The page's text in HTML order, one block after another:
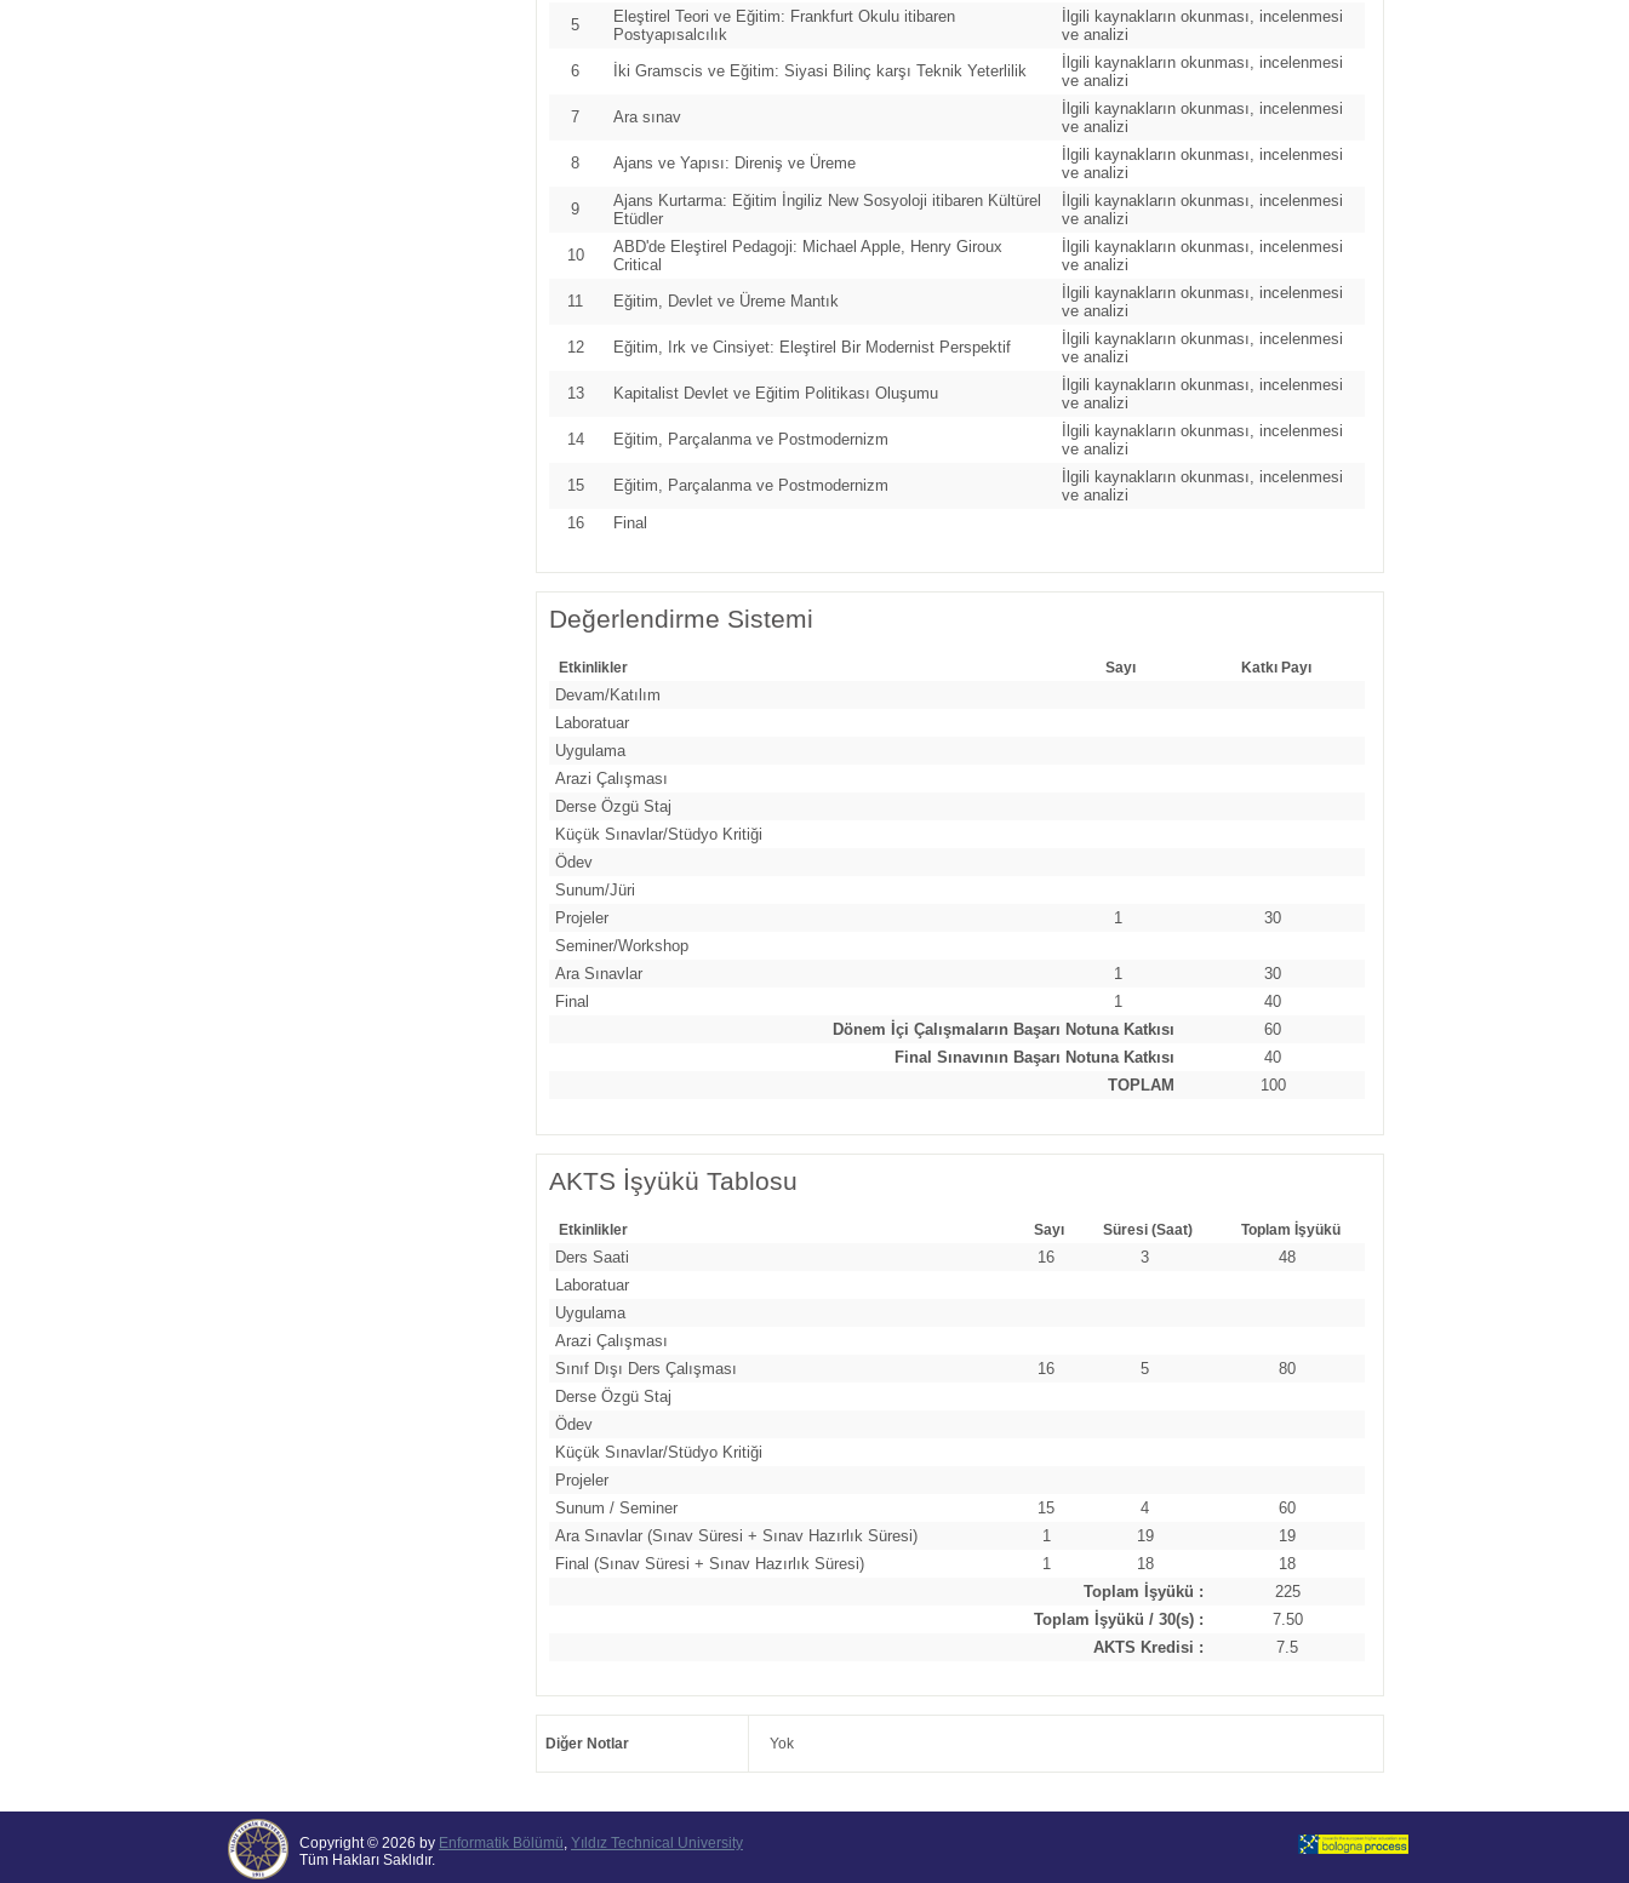
5
Eleştirel Teori ve Eğitim: Frankfurt Okulu itibaren
Postyapısalcılık
İlgili kaynakların okunması, incelenmesi
ve analizi
6
İki Gramscis ve Eğitim: Siyasi Bilinç karşı Teknik Yeterlilik
İlgili kaynakların okunması, incelenmesi
ve analizi
7
Ara sınav
İlgili kaynakların okunması, incelenmesi
ve analizi
8
Ajans ve Yapısı: Direniş ve Üreme
İlgili kaynakların okunması, incelenmesi
ve analizi
9
Ajans Kurtarma: Eğitim İngiliz New Sosyoloji itibaren Kültürel
Etüdler
İlgili kaynakların okunması, incelenmesi
ve analizi
10
ABD'de Eleştirel Pedagoji: Michael Apple, Henry Giroux
Critical
İlgili kaynakların okunması, incelenmesi
ve analizi
11
Eğitim, Devlet ve Üreme Mantık
İlgili kaynakların okunması, incelenmesi
ve analizi
12
Eğitim, Irk ve Cinsiyet: Eleştirel Bir Modernist Perspektif
İlgili kaynakların okunması, incelenmesi
ve analizi
13
Kapitalist Devlet ve Eğitim Politikası Oluşumu
İlgili kaynakların okunması, incelenmesi
ve analizi
14
Eğitim, Parçalanma ve Postmodernizm
İlgili kaynakların okunması, incelenmesi
ve analizi
15
Eğitim, Parçalanma ve Postmodernizm
İlgili kaynakların okunması, incelenmesi
ve analizi
16
Final
Değerlendirme Sistemi
Etkinlikler Sayı Katkı Payı
Devam/Katılım
Laboratuar
Uygulama
Arazi Çalışması
Derse Özgü Staj
Küçük Sınavlar/Stüdyo Kritiği
Ödev
Sunum/Jüri
Projeler
1
30
Seminer/Workshop
Ara Sınavlar
1
30
Final
1
40
Dönem İçi Çalışmaların Başarı Notuna Katkısı
60
Final Sınavının Başarı Notuna Katkısı
40
TOPLAM
100
AKTS İşyükü Tablosu
Etkinlikler Sayı Süresi (Saat) Toplam İşyükü
Ders Saati 16 3
48
Laboratuar
Uygulama
Arazi Çalışması
Sınıf Dışı Ders Çalışması
16 5
80
Derse Özgü Staj
Ödev
Küçük Sınavlar/Stüdyo Kritiği
Projeler
Sunum / Seminer
15 4
60
Ara Sınavlar (Sınav Süresi + Sınav Hazırlık Süresi)
1 19
19
Final (Sınav Süresi + Sınav Hazırlık Süresi)
1 18
18
Toplam İşyükü :
225
Toplam İşyükü / 30(s) :
7.50
AKTS Kredisi :
7.5
Diğer Notlar Yok
Copyright © 2026 by Enformatik Bölümü, Yıldız Technical University
Tüm Hakları Saklıdır.